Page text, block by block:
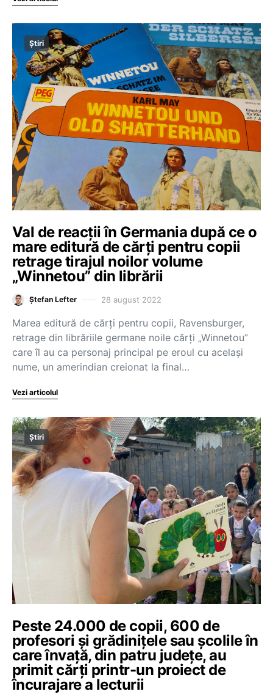
Știri
Val de reacții în Germania după ce o
mare editură de cărți pentru copii
retrage tirajul noilor volume
„Winnetou” din librării
Ștefan Lefter 28 august 2022
Marea editură de cărți pentru copii, Ravensburger,
retrage din librăriile germane noile cărți „Winnetou”
care îl au ca personaj principal pe eroul cu același
nume, un amerindian creionat la final…
Vezi articolul
Știri
Peste 24.000 de copii, 600 de
profesori și grădinițele sau școlile în
care învață, din patru județe, au
primit cărți printr-un proiect de
încurajare a lecturii